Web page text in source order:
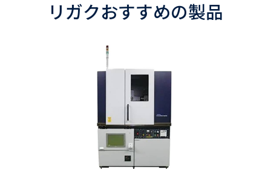
リガクおすすめの製品